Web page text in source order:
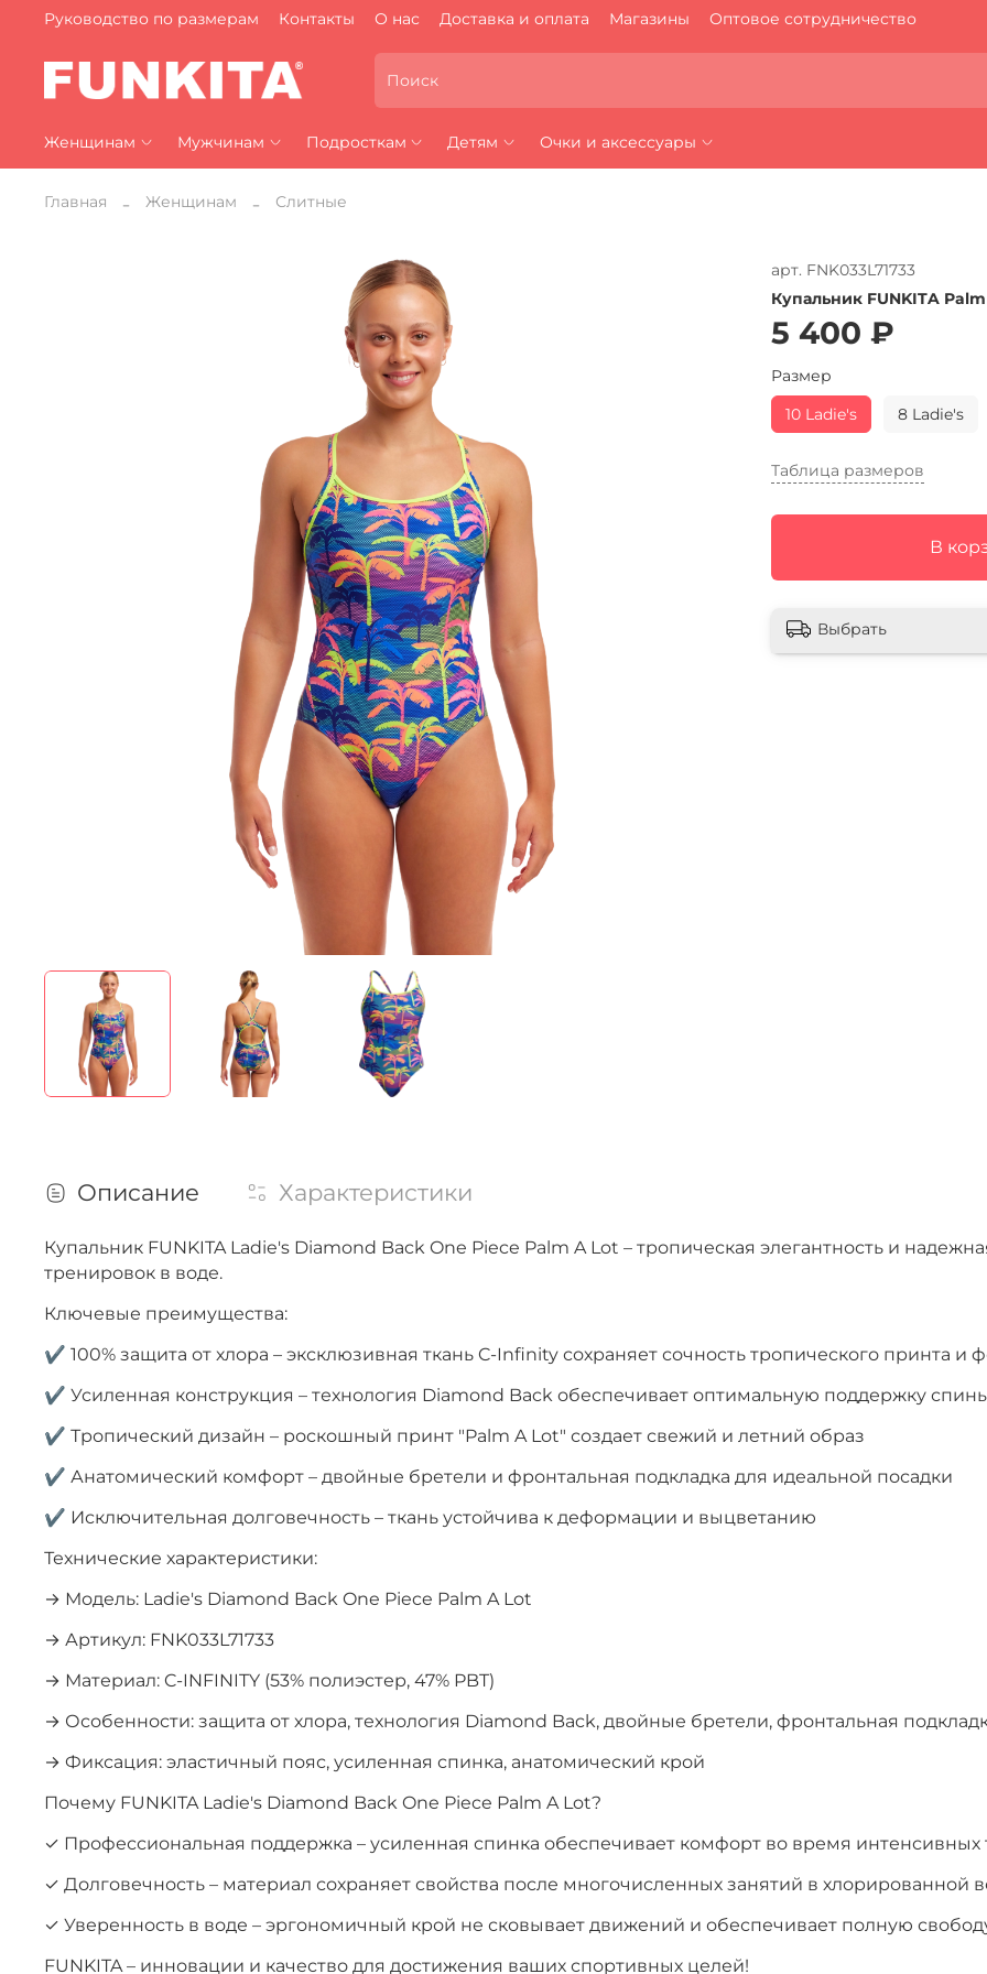
Руководство по размерам Контакты О нас Доставка и оплата Магазины Оптовое сотрудничество
Женщинам Мужчинам Подросткам Детям Очки и аксессуары
Главная Женщинам Слитные
арт. FNK033L71733
Купальник FUNKITA
5 400 ₽
Таблица размеров
В
Размер
10 Ladie's
8 Ladie's
Выбрать
Описание Характеристики
Купальник FUNKITA Ladie's Diamond Back One Piece Palm A Lot – тропическая элегантность и
тренировок в воде.
Ключевые преимущества:
✔ 100% защита от хлора – эксклюзивная ткань C-Infinity сохраняет сочность тропического принта и
✔ Усиленная конструкция – технология Diamond Back обеспечивает оптимальную поддержку
✔ Тропический дизайн – роскошный принт "Palm A Lot" создает свежий и летний образ
✔ Анатомический комфорт – двойные бретели и фронтальная подкладка для идеальной посадки
✔ Исключительная долговечность – ткань устойчива к деформации и выцветанию
Технические характеристики:
→ Модель: Ladie's Diamond Back One Piece Palm A Lot
→ Артикул: FNK033L71733
→ Материал: C-INFINITY (53% полиэстер, 47% PBT)
→ Особенности: защита от хлора, технология Diamond Back, двойные бретели, фронтальная
→ Фиксация: эластичный пояс, усиленная спинка, анатомический крой
Почему FUNKITA Ladie's Diamond Back One Piece Palm A Lot?
✓ Профессиональная поддержка – усиленная спинка обеспечивает комфорт во время интенсивных
✓ Долговечность – материал сохраняет свойства после многочисленных занятий в хлорированной
✓ Уверенность в воде – эргономичный крой не сковывает движений и обеспечивает полную
FUNKITA – инновации и качество для достижения ваших спортивных целей!